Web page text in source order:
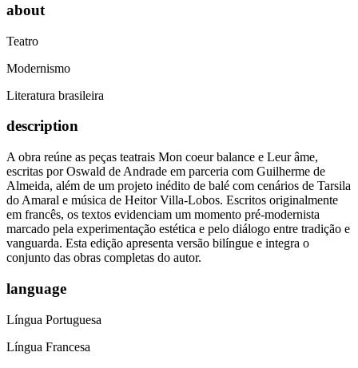
about
Teatro
Modernismo
Literatura brasileira
description
A obra reúne as peças teatrais Mon coeur balance e Leur âme,
escritas por Oswald de Andrade em parceria com Guilherme de
Almeida, além de um projeto inédito de balé com cenários de Tarsila
do Amaral e música de Heitor Villa-Lobos. Escritos originalmente
em francês, os textos evidenciam um momento pré-modernista
marcado pela experimentação estética e pelo diálogo entre tradição e
vanguarda. Esta edição apresenta versão bilíngue e integra o
conjunto das obras completas do autor.
language
Língua Portuguesa
Língua Francesa